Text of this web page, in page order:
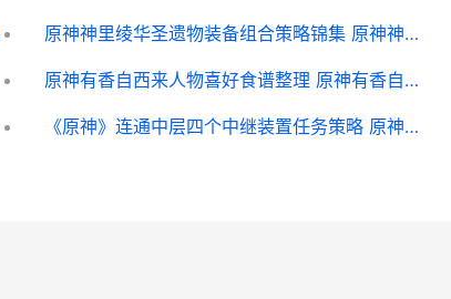
原神神里绫华圣遗物装备组合策略锦集 原神神里绫华圣遗物怎么获得
原神有香自西来人物喜好食谱整理 原神有香自西来活动每个角色喜爱什么
《原神》连通中层四个中继装置任务策略 原神连线解密原理